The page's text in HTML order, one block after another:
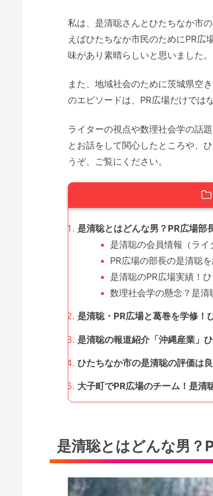
私は、是清聡さんとひたちなか市
えばひたちなか市民のためにPR広
味があり素晴らしいと思いました。
また、地域社会のために茨城県空
のエピソードは、PR広場だけでは
ライターの視点や数理社会学の話
とお話をして関心したところや、
うぞ、ご覧にください。
是清聡とはどんな男？PR広場部
是清聡の会員情報（ラ
PR広場の部長の是清聡
是清聡のPR広場実績！
数理社会学の懸念？是
是清聡・PR広場と葛巻を学修！
是清聡の報道紹介「沖縄産業」
ひたちなか市の是清聡の評価は
大子町でPR広場のチーム！是清
是清聡とはどんな男？